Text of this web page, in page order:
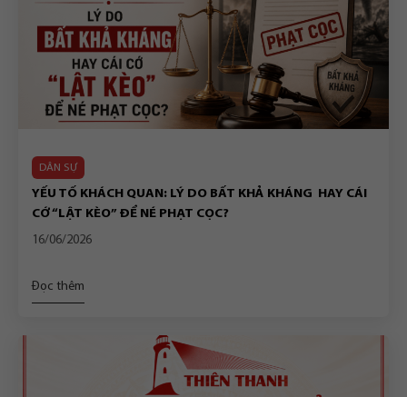
DÂN SỰ
YẾU TỐ KHÁCH QUAN: LÝ DO BẤT KHẢ KHÁNG HAY CÁI
CỚ “LẬT KÈO” ĐỂ NÉ PHẠT CỌC?
16/06/2026
Đọc thêm